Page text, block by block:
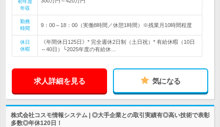
初年度
年収
勤務
時間
9：00～18：00（実働8時間／休憩1時間）※残業月10時間程度
休日
休暇
《年間休日125日》* 完全週休2日制（土日祝）* 有給休暇（10日
～40日）└2025年度の有給休…
求人詳細を見る 気になる
株式会社コスモ情報システム | ◎大手企業との取引実績有◎高い技術で表彰
多数◎年休120日！